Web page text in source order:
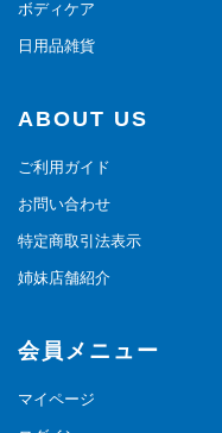
ボディケア
日用品雑貨
ABOUT US
ご利用ガイド
お問い合わせ
特定商取引法表示
姉妹店舗紹介
会員メニュー
マイページ